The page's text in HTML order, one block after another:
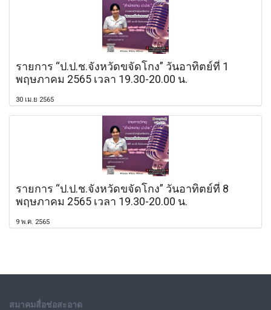
รายการ “ป.ป.ช.จังหวัดขจัดโกง” วันอาทิตย์ที่ 1
พฤษภาคม 2565 เวลา 19.30-20.00 น.
30 เม.ย 2565
รายการ “ป.ป.ช.จังหวัดขจัดโกง” วันอาทิตย์ที่ 8
พฤษภาคม 2565 เวลา 19.30-20.00 น.
9 พ.ค. 2565
สมาคมสื่อช่อสะอาด